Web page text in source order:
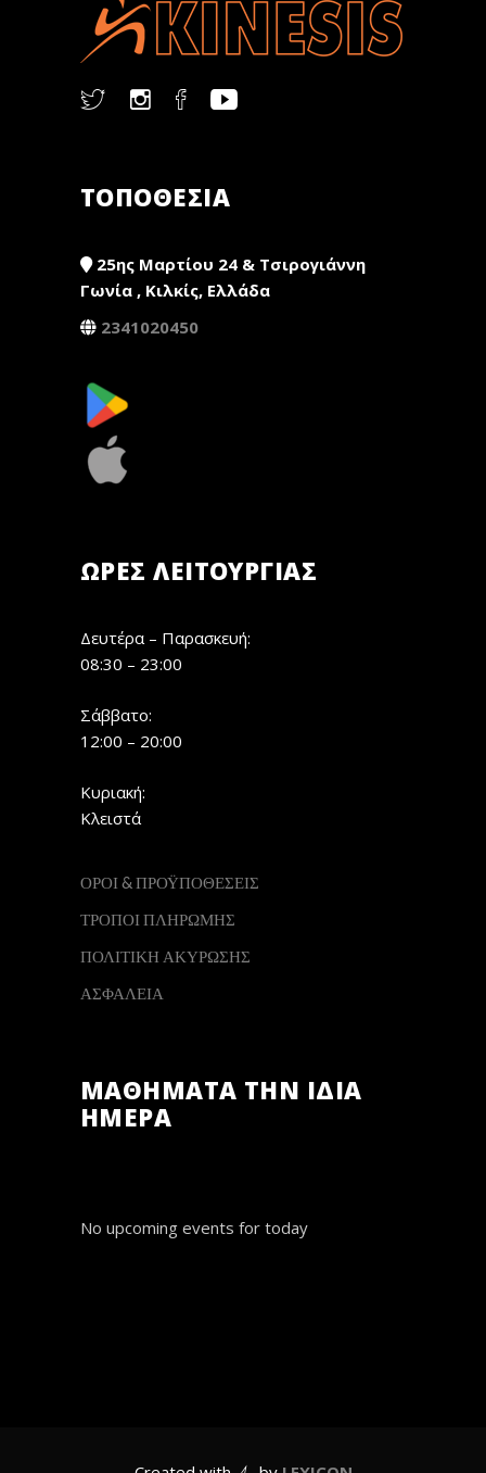
ΤΟΠΟΘΕΣΙΑ
25ης Μαρτίου 24 & Τσιρογιάννη
Γωνία , Κιλκίς, Ελλάδα
2341020450
ΏΡΕΣ ΛΕΙΤΟΥΡΓΊΑΣ
Δευτέρα – Παρασκευή:
08:30 – 23:00
Σάββατο:
12:00 – 20:00
Κυριακή:
Κλειστά
ΟΡΟΙ & ΠΡΟΫΠΟΘΕΣΕΙΣ
ΤΡΟΠΟΙ ΠΛΗΡΩΜΗΣ
ΠΟΛΙΤΙΚΗ ΑΚΥΡΩΣΗΣ
ΑΣΦΑΛΕΙΑ
ΜΑΘΗΜΑΤΑ ΤΗΝ ΙΔΙΑ
ΗΜΕΡΑ
No upcoming events for today